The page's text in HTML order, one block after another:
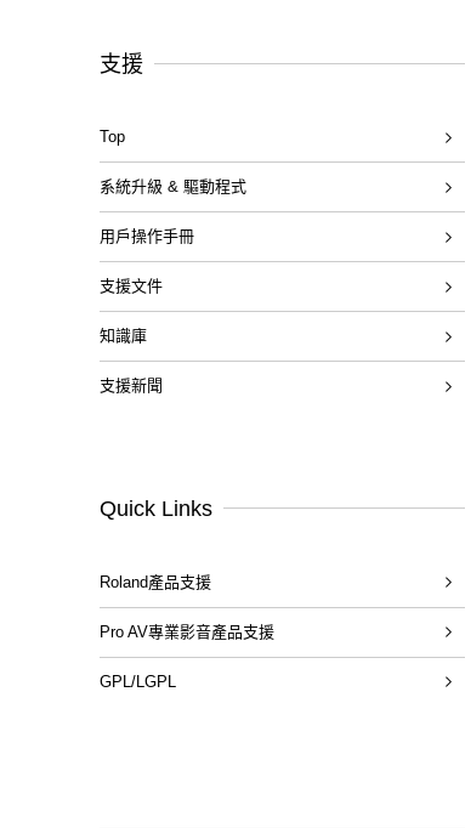
支援
Top
系統升級 & 驅動程式
用戶操作手冊
支援文件
知識庫
支援新聞
Quick Links
Roland產品支援
Pro AV專業影音產品支援
GPL/LGPL